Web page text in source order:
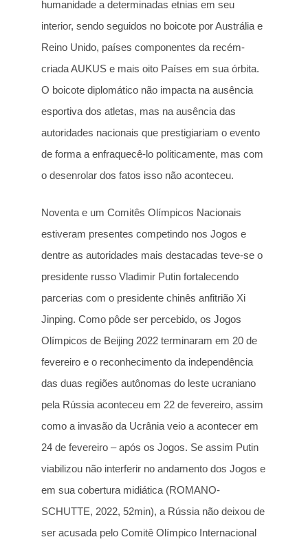
humanidade a determinadas etnias em seu
interior, sendo seguidos no boicote por Austrália e
Reino Unido, países componentes da recém-
criada AUKUS e mais oito Países em sua órbita.
O boicote diplomático não impacta na ausência
esportiva dos atletas, mas na ausência das
autoridades nacionais que prestigiariam o evento
de forma a enfraquecê-lo politicamente, mas com
o desenrolar dos fatos isso não aconteceu.
Noventa e um Comitês Olímpicos Nacionais
estiveram presentes competindo nos Jogos e
dentre as autoridades mais destacadas teve-se o
presidente russo Vladimir Putin fortalecendo
parcerias com o presidente chinês anfitrião Xi
Jinping. Como pôde ser percebido, os Jogos
Olímpicos de Beijing 2022 terminaram em 20 de
fevereiro e o reconhecimento da independência
das duas regiões autônomas do leste ucraniano
pela Rússia aconteceu em 22 de fevereiro, assim
como a invasão da Ucrânia veio a acontecer em
24 de fevereiro – após os Jogos. Se assim Putin
viabilizou não interferir no andamento dos Jogos e
em sua cobertura midiática (ROMANO-
SCHUTTE, 2022, 52min), a Rússia não deixou de
ser acusada pelo Comitê Olímpico Internacional